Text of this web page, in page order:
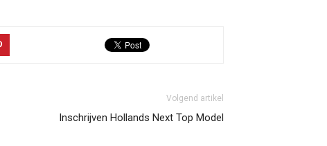
Volgend artikel
Inschrijven Hollands Next Top Model